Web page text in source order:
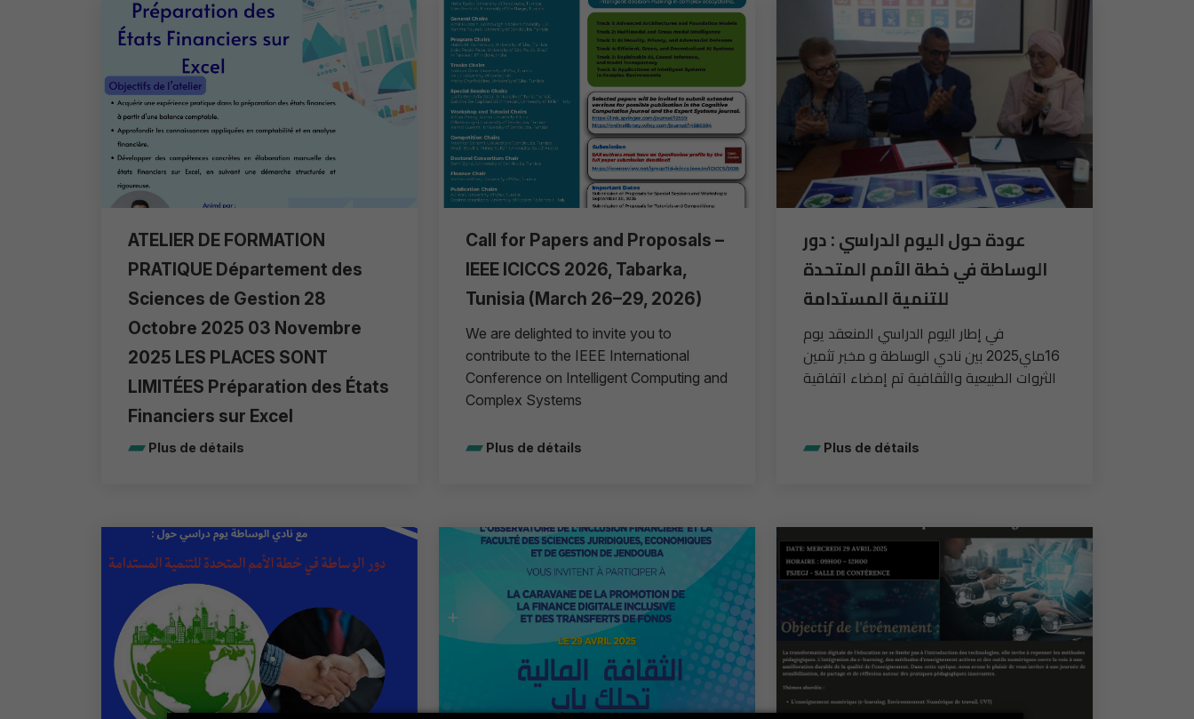
ATELIER DE FORMATION
PRATIQUE Département des
Sciences de Gestion 28
Octobre 2025 03 Novembre
2025 LES PLACES SONT
LIMITÉES Préparation des États
Financiers sur Excel
Plus de détails
Call for Papers and Proposals –
IEEE ICICCS 2026, Tabarka,
Tunisia (March 26–29, 2026)
We are delighted to invite you to
contribute to the IEEE International
Conference on Intelligent Computing and
Complex Systems
Plus de détails
عودة حول اليوم الدراسي : دور
الوساطة في خطة الأمم المتحدة
للتنمية المستدامة
في إطار اليوم الدراسي المنعقد يوم
16ماي2025 بين نادي الوساطة و مخبر تثمين
الثروات الطبيعية والثقافية تم إمضاء اتفاقية
Plus de détails